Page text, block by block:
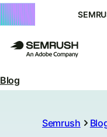
Blog
Semrush